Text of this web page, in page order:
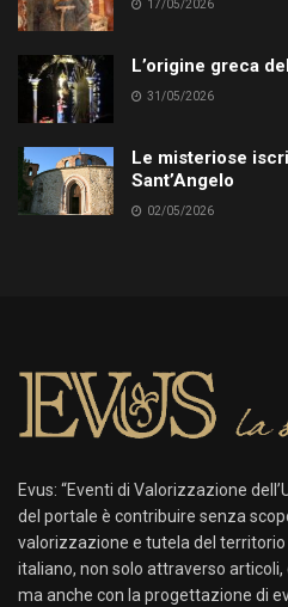
17/05/2026
L’origine greca
31/05/2026
Le misteriose
Sant’Angelo
02/05/2026
Evus: “Eventi di Valorizzazione
del portale è contribuire senza
valorizzazione e tutela del
italiano, non solo attraverso
ma anche con la progettazione di